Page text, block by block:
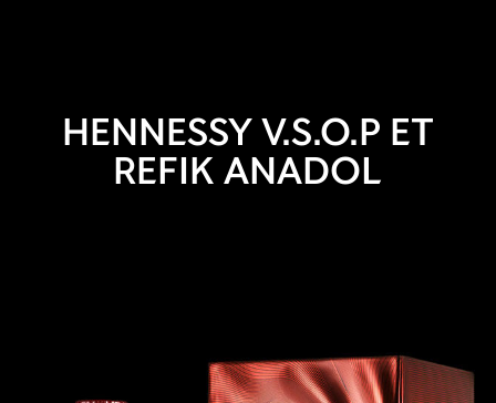
HENNESSY V.S.O.P ET
REFIK ANADOL